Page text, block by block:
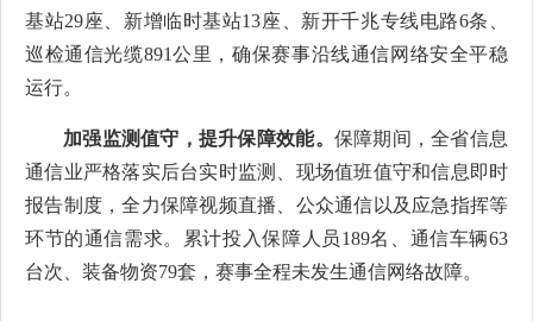
基站29座、新增临时基站13座、新开千兆专线电路6条、
巡检通信光缆891公里，确保赛事沿线通信网络安全平稳
运行。
加强监测值守，提升保障效能。 保障期间，全省信息
通信业严格落实后台实时监测、现场值班值守和信息即时
报告制度，全力保障视频直播、公众通信以及应急指挥等
环节的通信需求。累计投入保障人员189名、通信车辆63
台次、装备物资79套，赛事全程未发生通信网络故障。